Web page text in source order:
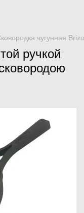
чугунная
ручкой